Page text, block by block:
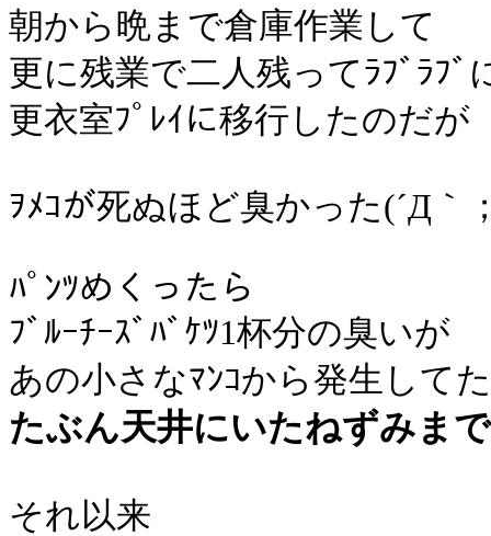
朝から晩まで倉庫作業して
更に残業で二人残ってﾗﾌﾞﾗﾌﾞ
更衣室ﾌﾟﾚｲに移行したのだが
ｦﾒｺが死ぬほど臭かった(´Д｀
ﾊﾟﾝﾂめくったら
ﾌﾞﾙｰﾁｰｽﾞﾊﾞｹﾂ1杯分の臭いが
あの小さなﾏﾝｺから発生して
たぶん天井にいたねずみま
それ以来